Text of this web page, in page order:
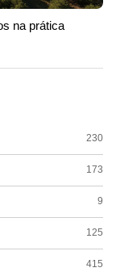
na prática
230
173
9
125
415